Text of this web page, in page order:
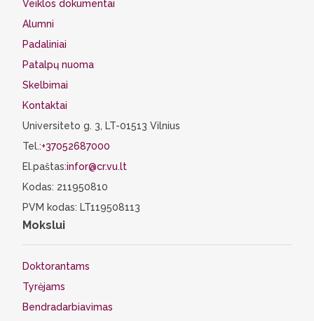
Veiklos dokumentai
Alumni
Padaliniai
Patalpų nuoma
Skelbimai
Kontaktai
Universiteto g. 3, LT-01513 Vilnius
Tel.:+37052687000
El.paštas:infor@cr.vu.lt
Kodas: 211950810
PVM kodas: LT119508113
Mokslui
Doktorantams
Tyrėjams
Bendradarbiavimas